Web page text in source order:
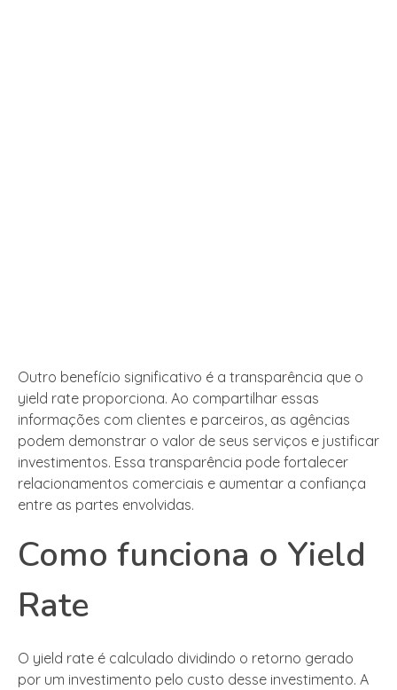
Outro benefício significativo é a transparência que o
yield rate proporciona. Ao compartilhar essas
informações com clientes e parceiros, as agências
podem demonstrar o valor de seus serviços e justificar
investimentos. Essa transparência pode fortalecer
relacionamentos comerciais e aumentar a confiança
entre as partes envolvidas.
Como funciona o Yield
Rate
O yield rate é calculado dividindo o retorno gerado
por um investimento pelo custo desse investimento. A